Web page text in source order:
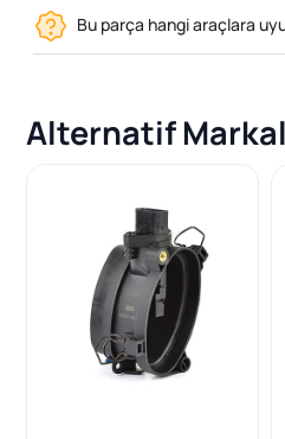
Bu parça hangi araçlara
Alternatif